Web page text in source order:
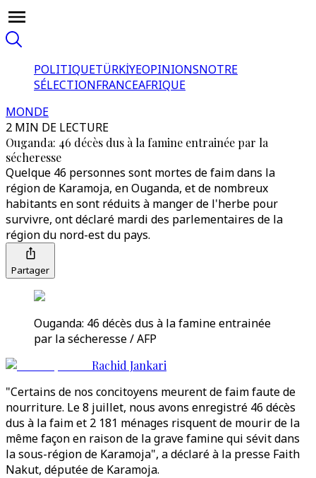
POLITIQUETÜRKİYEOPINIONSNOTRE
SÉLECTIONFRANCEAFRIQUE
MONDE
2 MIN DE LECTURE
Ouganda: 46 décès dus à la famine entrainée par la
sécheresse
Quelque 46 personnes sont mortes de faim dans la
région de Karamoja, en Ouganda, et de nombreux
habitants en sont réduits à manger de l'herbe pour
survivre, ont déclaré mardi des parlementaires de la
région du nord-est du pays.
Partager
Ouganda: 46 décès dus à la famine entrainée
par la sécheresse / AFP
Rachid Jankari
"Certains de nos concitoyens meurent de faim faute de
nourriture. Le 8 juillet, nous avons enregistré 46 décès
dus à la faim et 2 181 ménages risquent de mourir de la
même façon en raison de la grave famine qui sévit dans
la sous-région de Karamoja", a déclaré à la presse Faith
Nakut, députée de Karamoja.